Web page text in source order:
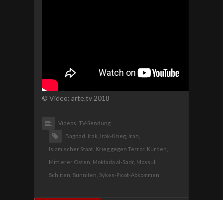
© Video: arte.tv 2018
Videos, TV-Sendung
Bagdad,
Irak, Irak-Krieg, Iran,
Islamischer Staat, Krieg gegen Terror, Kurden,
Mittlerer Osten, Moktada al-Sadr, Mossul,
Schiiten, Sunniten, Sykes-Picot-Abkommen